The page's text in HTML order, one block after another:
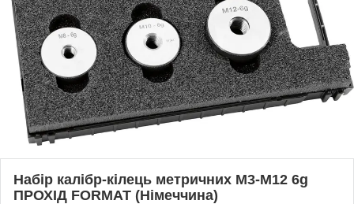
Набір калібр-кілець метричних М3-М12 6g
ПРОХІД FORMAT (Німеччина)